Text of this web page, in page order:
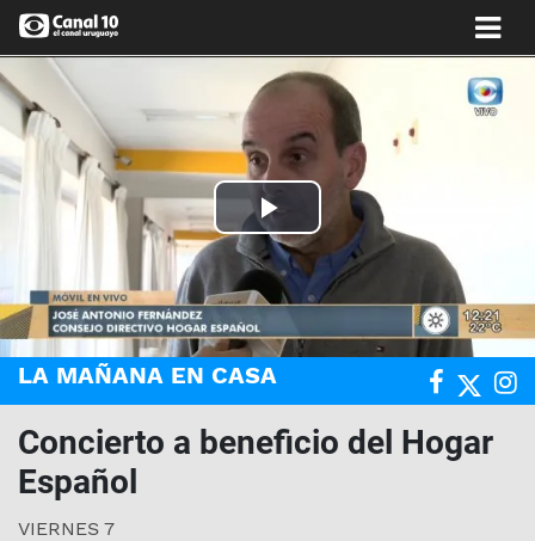
Play
Video
LA MAÑANA EN CASA
Concierto a beneficio del Hogar
Español
VIERNES 7